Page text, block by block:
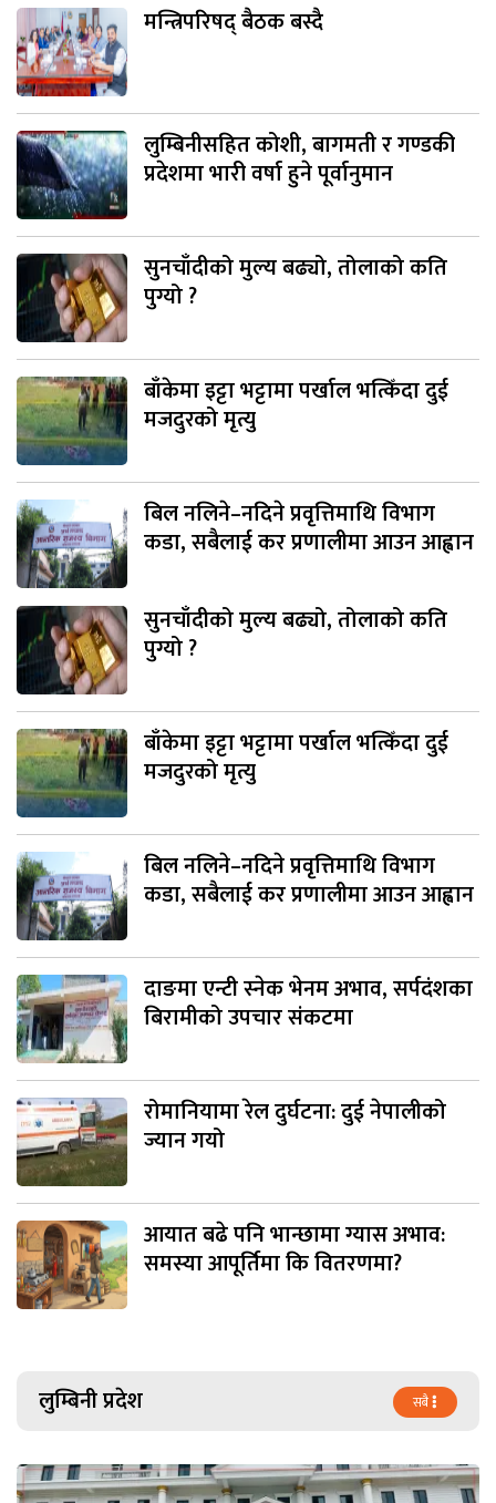
मन्त्रिपरिषद् बैठक बस्दै
लुम्बिनीसहित कोशी, बागमती र गण्डकी
प्रदेशमा भारी वर्षा हुने पूर्वानुमान
सुनचाँदीको मुल्य बढ्यो, तोलाको कति
पुग्यो ?
बाँकेमा इट्टा भट्टामा पर्खाल भत्किँदा दुई
मजदुरको मृत्यु
बिल नलिने–नदिने प्रवृत्तिमाथि विभाग
कडा, सबैलाई कर प्रणालीमा आउन आह्वान
सुनचाँदीको मुल्य बढ्यो, तोलाको कति
पुग्यो ?
बाँकेमा इट्टा भट्टामा पर्खाल भत्किँदा दुई
मजदुरको मृत्यु
बिल नलिने–नदिने प्रवृत्तिमाथि विभाग
कडा, सबैलाई कर प्रणालीमा आउन आह्वान
दाङमा एन्टी स्नेक भेनम अभाव, सर्पदंशका
बिरामीको उपचार संकटमा
रोमानियामा रेल दुर्घटना: दुई नेपालीको
ज्यान गयो
आयात बढे पनि भान्छामा ग्यास अभाव:
समस्या आपूर्तिमा कि वितरणमा?
लुम्बिनी प्रदेश सबै